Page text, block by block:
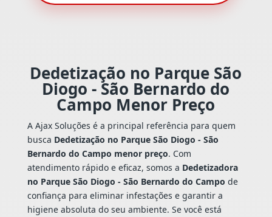
Dedetização no Parque São
Diogo - São Bernardo do
Campo Menor Preço
A Ajax Soluções é a principal referência para quem
busca Dedetização no Parque São Diogo - São
Bernardo do Campo menor preço. Com
atendimento rápido e eficaz, somos a Dedetizadora
no Parque São Diogo - São Bernardo do Campo de
confiança para eliminar infestações e garantir a
higiene absoluta do seu ambiente. Se você está